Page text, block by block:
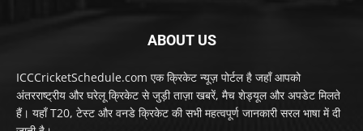
ABOUT US
ICCCricketSchedule.com एक क्रिकेट न्यूज़ पोर्टल है जहाँ आपको
अंतरराष्ट्रीय और घरेलू क्रिकेट से जुड़ी ताज़ा खबरें, मैच शेड्यूल और अपडेट मिलते
हैं। यहाँ T20, टेस्ट और वनडे क्रिकेट की सभी महत्वपूर्ण जानकारी सरल भाषा में दी